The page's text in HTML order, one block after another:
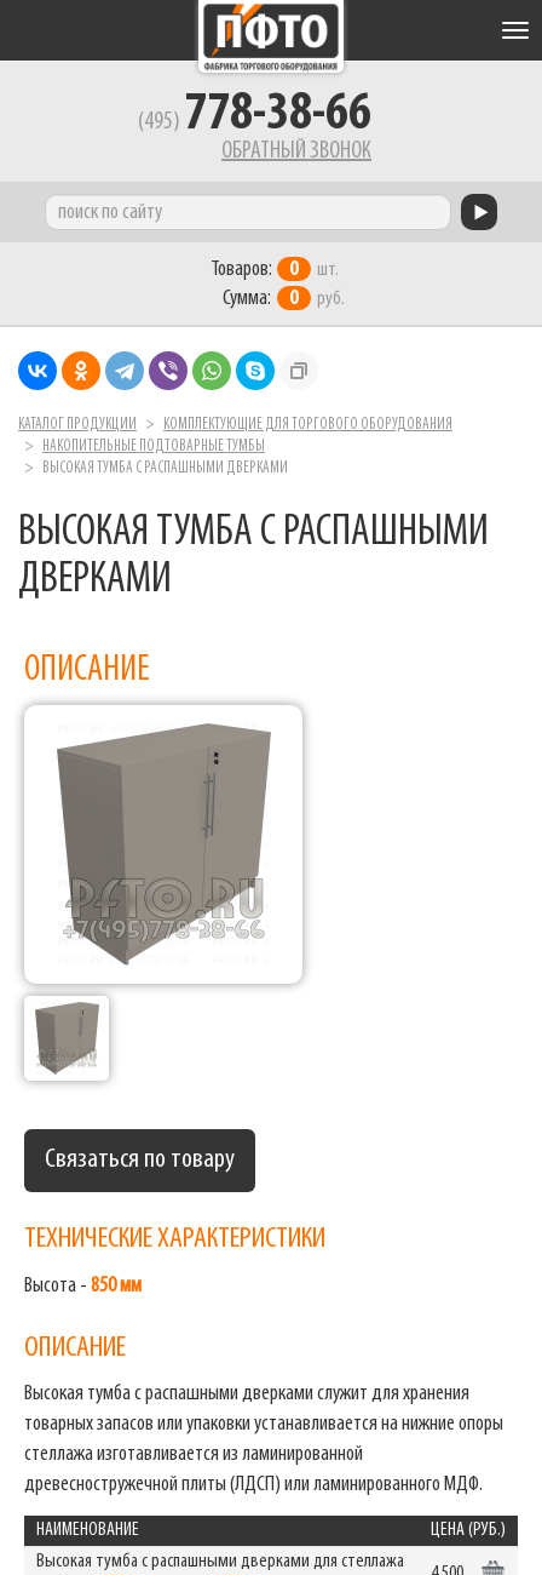
(495) 778-38-66
ОБРАТНЫЙ ЗВОНОК
Товаров: 0 шт.
Сумма: 0 руб.
КАТАЛОГ ПРОДУКЦИИ
КОМПЛЕКТУЮЩИЕ ДЛЯ ТОРГОВОГО ОБОРУДОВАНИЯ
НАКОПИТЕЛЬНЫЕ ПОДТОВАРНЫЕ ТУМБЫ
ВЫСОКАЯ ТУМБА С РАСПАШНЫМИ ДВЕРКАМИ
ВЫСОКАЯ ТУМБА С РАСПАШНЫМИ
ДВЕРКАМИ
ОПИСАНИЕ
Связаться по товару
ТЕХНИЧЕСКИЕ ХАРАКТЕРИСТИКИ
Высота - 850 мм
ОПИСАНИЕ
Высокая тумба с распашными дверками служит для хранения
товарных запасов или упаковки устанавливается на нижние опоры
стеллажа изготавливается из ламинированной
древесностружечной плиты (ЛДСП) или ламинированного МДФ.
НАИМЕНОВАНИЕ
ЦЕНА (РУБ.)
Высокая тумба с распашными дверками для стеллажа